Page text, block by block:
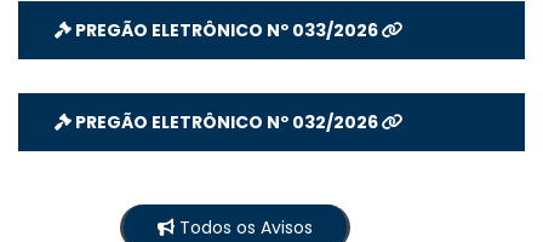
PREGÃO ELETRÔNICO Nº 033/2026
PREGÃO ELETRÔNICO Nº 032/2026
Todos os Avisos